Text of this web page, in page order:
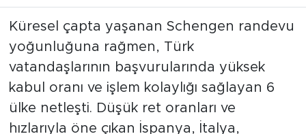
Küresel çapta yaşanan Schengen randevu
yoğunluğuna rağmen, Türk
vatandaşlarının başvurularında yüksek
kabul oranı ve işlem kolaylığı sağlayan 6
ülke netleşti. Düşük ret oranları ve
hızlarıyla öne çıkan İspanya, İtalya,